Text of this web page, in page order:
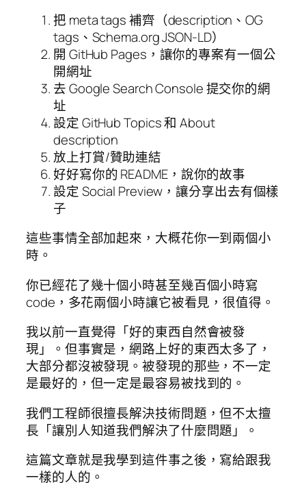
把 meta tags 補齊（description、OG
tags、Schema.org JSON-LD）
開 GitHub Pages，讓你的專案有一個公
開網址
去 Google Search Console 提交你的網
址
設定 GitHub Topics 和 About
description
放上打賞/贊助連結
好好寫你的 README，說你的故事
設定 Social Preview，讓分享出去有個樣
子
這些事情全部加起來，大概花你一到兩個小
時。
你已經花了幾十個小時甚至幾百個小時寫
code，多花兩個小時讓它被看見，很值得。
我以前一直覺得「好的東西自然會被發
現」。但事實是，網路上好的東西太多了，
大部分都沒被發現。被發現的那些，不一定
是最好的，但一定是最容易被找到的。
我們工程師很擅長解決技術問題，但不太擅
長「讓別人知道我們解決了什麼問題」。
這篇文章就是我學到這件事之後，寫給跟我
一樣的人的。